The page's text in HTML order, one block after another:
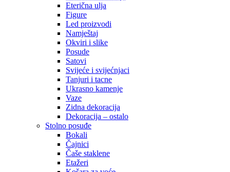
Eterična ulja
Figure
Led proizvodi
Namještaj
Okviri i slike
Posude
Satovi
Svijeće i svijećnjaci
Tanjuri i tacne
Ukrasno kamenje
Vaze
Zidna dekoracija
Dekoracija – ostalo
Stolno posuđe
Bokali
Čajnici
Čaše staklene
Etažeri